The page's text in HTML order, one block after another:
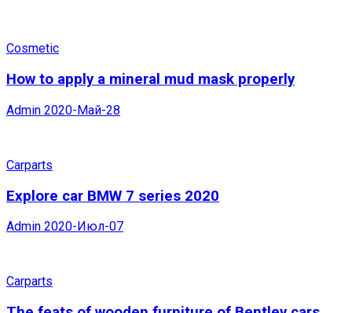
Cosmetic
How to apply a mineral mud mask properly
Admin 2020-Май-28
Carparts
Explore car BMW 7 series 2020
Admin 2020-Июл-07
Carparts